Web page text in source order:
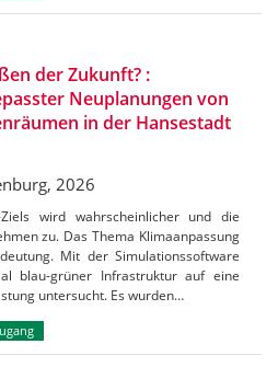
der Zukunft? :
Neuplanungen von
in der Hansestadt
2026
wird wahrscheinlicher und die
zu. Das Thema Klimaanpassung
Mit der Simulationssoftware
blau-grüner Infrastruktur auf eine
untersucht. Es wurden…